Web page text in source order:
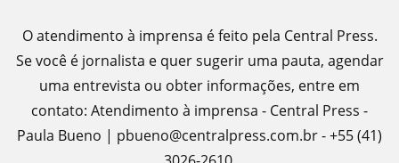
O atendimento à imprensa é feito pela Central Press.
Se você é jornalista e quer sugerir uma pauta, agendar
uma entrevista ou obter informações, entre em
contato: Atendimento à imprensa - Central Press -
Paula Bueno | pbueno@centralpress.com.br - +55 (41)